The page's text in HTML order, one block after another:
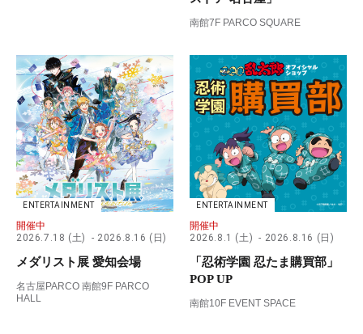
南館7F PARCO SQUARE
ENTERTAINMENT
開催中
2026.7.18 (土)
2026.8.16 (日)
メダリスト展 愛知会場
名古屋PARCO 南館9F PARCO
HALL
ENTERTAINMENT
開催中
2026.8.1 (土)
2026.8.16 (日)
「忍術学園 忍たま購買部」
POP UP
南館10F EVENT SPACE